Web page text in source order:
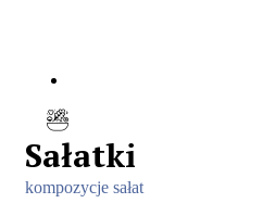
Sałatki
kompozycje sałat